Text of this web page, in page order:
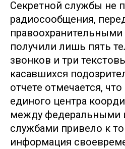
Секретной службы не
радиосообщения,
правоохранительными
получили лишь пять
звонков и три
касавшихся
отчете отмечается, что
единого центра
между федеральными
службами привело к
информация